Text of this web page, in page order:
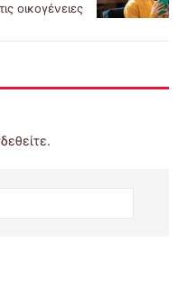
οικογένειες
.